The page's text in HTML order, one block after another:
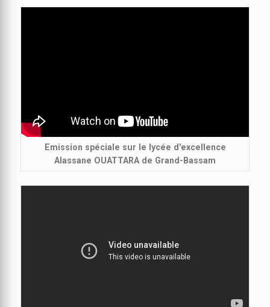
Emission spéciale sur le lycée d'excellence
Alassane OUATTARA de Grand-Bassam